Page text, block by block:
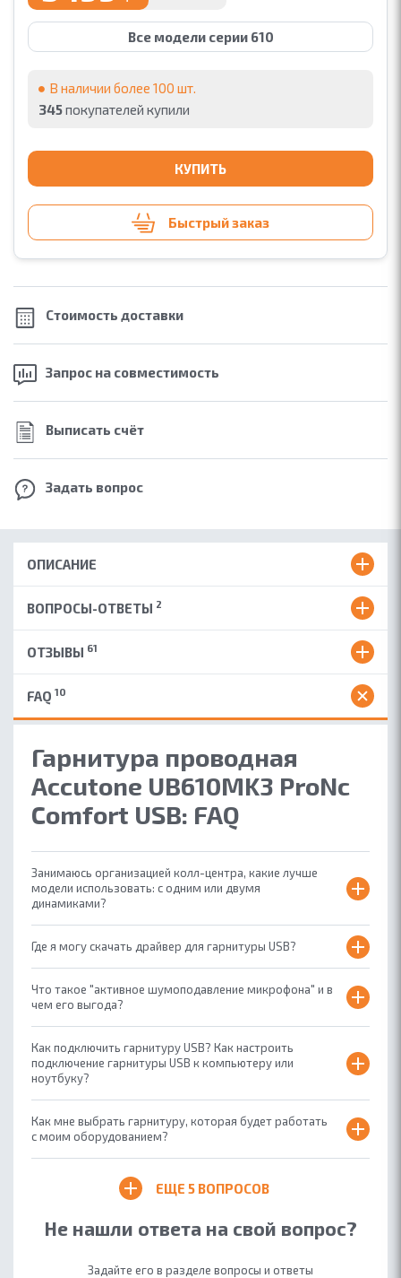
Все модели серии 610
В наличии более 100 шт.
345покупателей купили
КУПИТЬ
Быстрый заказ
Стоимость доставки
Запрос на совместимость
Выписать счёт
Задать вопрос
ОПИСАНИЕ
ВОПРОСЫ-ОТВЕТЫ 2
ОТЗЫВЫ 61
FAQ 10
Гарнитура проводная
Accutone UB610MK3 ProNc
Comfort USB: FAQ
Занимаюсь организацией колл-центра, какие лучше
модели использовать: с одним или двумя
динамиками?
Где я могу скачать драйвер для гарнитуры USB?
​Что такое "активное шумоподавление микрофона" и в
чем его выгода?
Как подключить гарнитуру USB? Как настроить
подключение гарнитуры USB к компьютеру или
ноутбуку?
Как мне выбрать гарнитуру, которая будет работать
с моим оборудованием?
ЕЩЕ 5 ВОПРОСОВ
Не нашли ответа на свой вопрос?
Задайте его в разделе вопросы и ответы